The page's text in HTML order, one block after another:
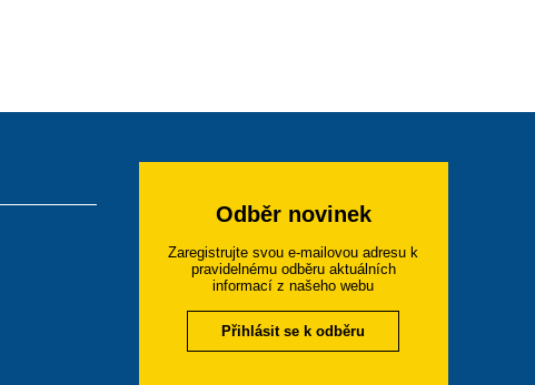
Odběr novinek
Zaregistrujte svou e-mailovou adresu k
pravidelnému odběru aktuálních
informací z našeho webu
Přihlásit se k odběru